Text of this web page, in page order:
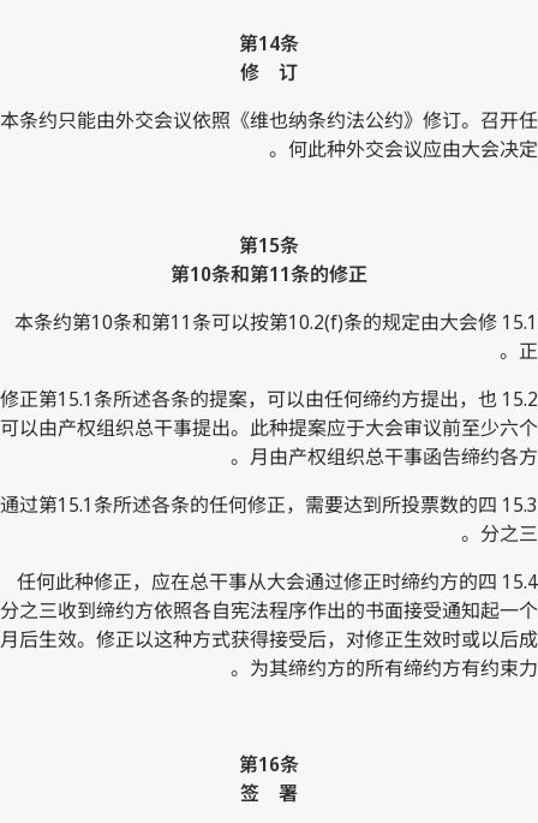
第14条
修 订
本条约只能由外交会议依照《维也纳条约法公约》修订。召开任
何此种外交会议应由大会决定。
第15条
第10条和第11条的修正
15.1 本条约第10条和第11条可以按第10.2(f)条的规定由大会修
正。
15.2 修正第15.1条所述各条的提案，可以由任何缔约方提出，也
可以由产权组织总干事提出。此种提案应于大会审议前至少六个
月由产权组织总干事函告缔约各方。
15.3 通过第15.1条所述各条的任何修正，需要达到所投票数的四
分之三。
15.4 任何此种修正，应在总干事从大会通过修正时缔约方的四
分之三收到缔约方依照各自宪法程序作出的书面接受通知起一个
月后生效。修正以这种方式获得接受后，对修正生效时或以后成
为其缔约方的所有缔约方有约束力。
第16条
签 署